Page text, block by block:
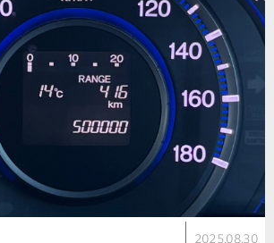
2025.08.30